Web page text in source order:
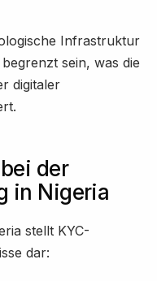
Infrastruktur
sein, was die
digitaler
der
in Nigeria
stellt KYC-
dar: